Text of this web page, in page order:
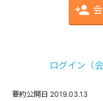
ログイン（
要約公開日 2019.03.13